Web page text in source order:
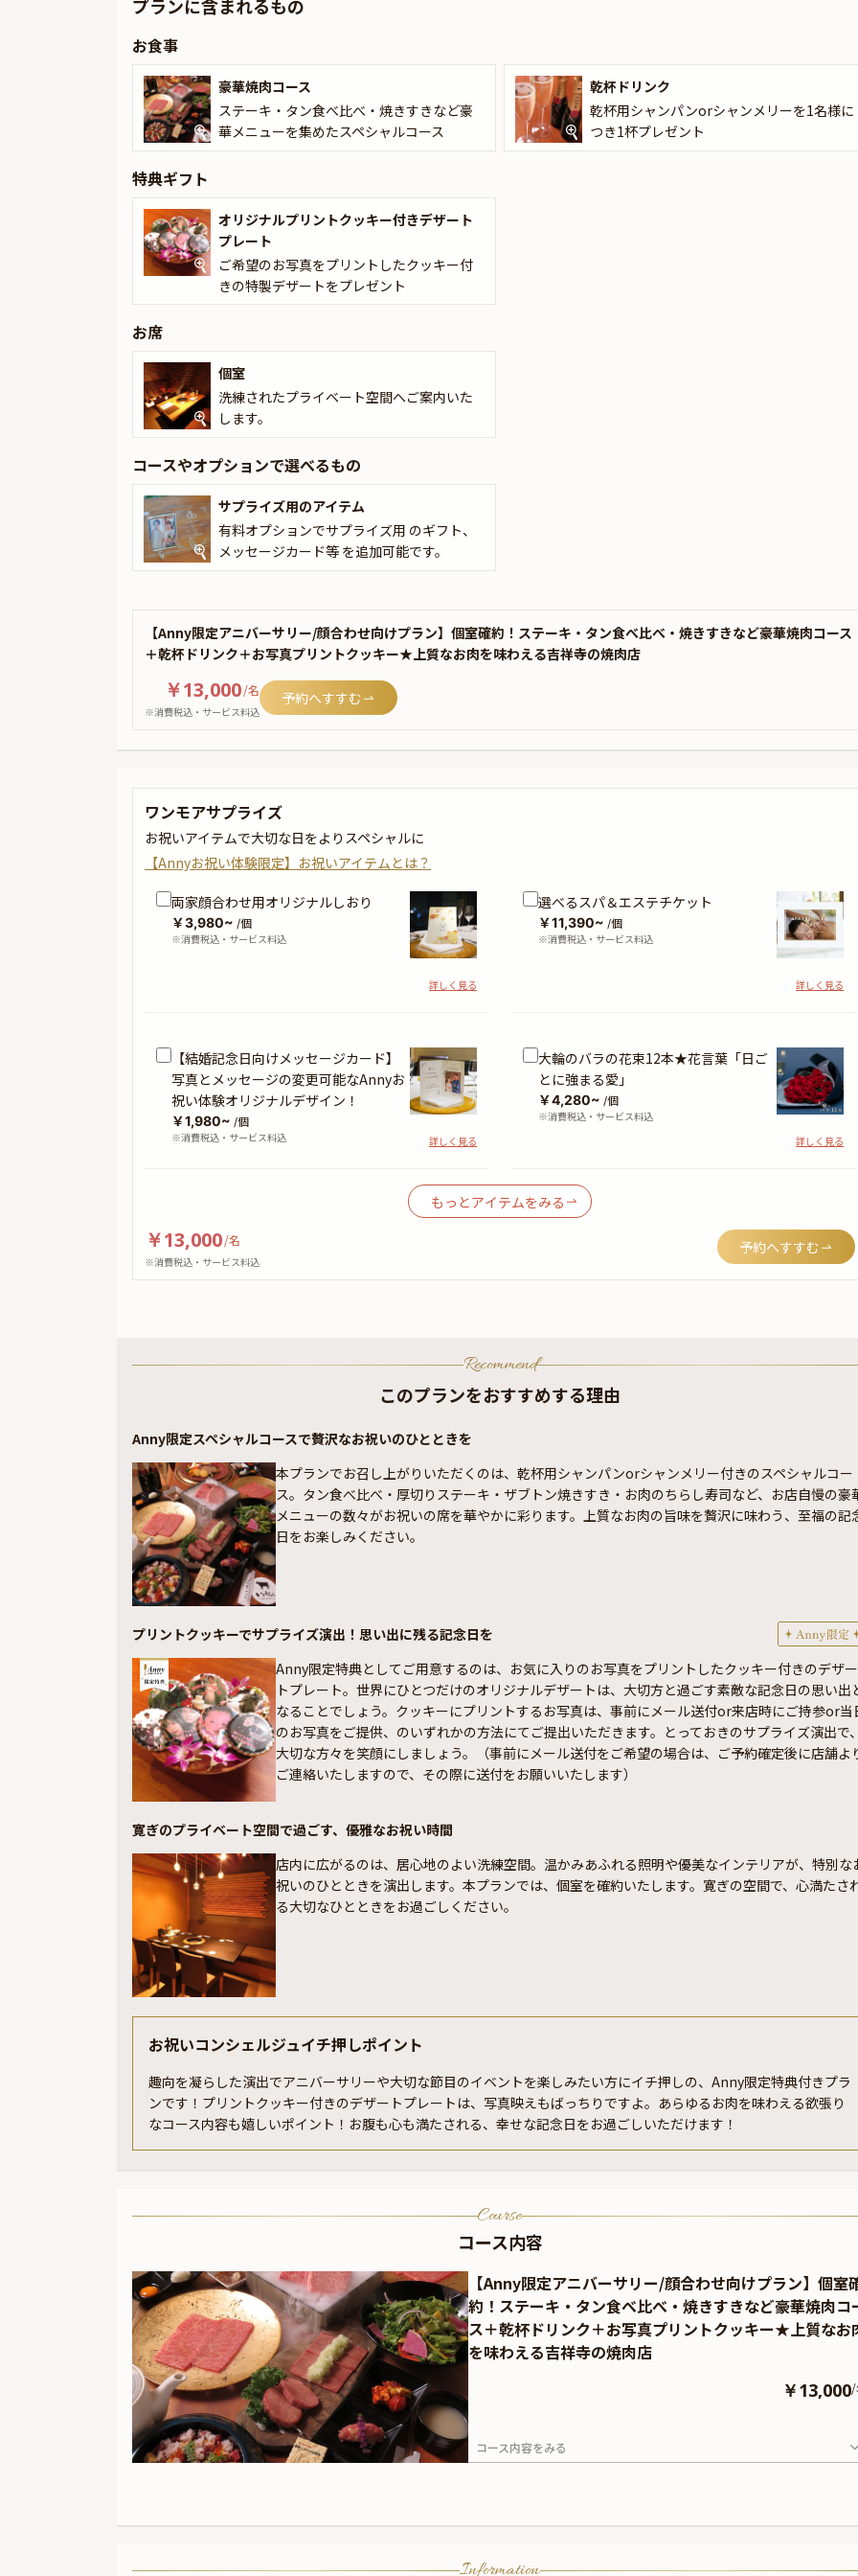
演出で、笑顔あふれるお祝いのひとときをお過ごしいただけます。
ぜひ本プランで、大切な方とともに最高のひとときをお楽しみください。
プランに含まれるもの
お食事
豪華焼肉コース
ステーキ・タン食べ比べ・焼きすきなど豪
華メニューを集めたスペシャルコース
乾杯ドリンク
乾杯用シャンパンorシャンメリーを1名様に
つき1杯プレゼント
特典ギフト
オリジナルプリントクッキー付きデザート
プレート
ご希望のお写真をプリントしたクッキー付
きの特製デザートをプレゼント
お席
個室
洗練されたプライベート空間へご案内いた
します。
コースやオプションで選べるもの
サプライズ用のアイテム
有料オプションでサプライズ用 のギフト、
メッセージカード等 を追加可能です。
【Anny限定アニバーサリー/顔合わせ向けプラン】個室確約！ステーキ・タン食べ比べ・焼きすきなど豪華焼肉コース
＋乾杯ドリンク＋お写真プリントクッキー★上質なお肉を味わえる吉祥寺の焼肉店
￥13,000/名
※消費税込・サービス料込
予約へすすむ
ワンモアサプライズ
お祝いアイテムで大切な日をよりスペシャルに
【Annyお祝い体験限定】お祝いアイテムとは？
両家顔合わせ用オリジナルしおり
￥3,980~ /個
※消費税込・サービス料込
詳しく見る
選べるスパ＆エステチケット
￥11,390~ /個
※消費税込・サービス料込
詳しく見る
【結婚記念日向けメッセージカード】
写真とメッセージの変更可能なAnnyお
祝い体験オリジナルデザイン！
￥1,980~ /個
※消費税込・サービス料込
詳しく見る
大輪のバラの花束12本★花言葉「日ご
とに強まる愛」
￥4,280~ /個
※消費税込・サービス料込
詳しく見る
もっとアイテムをみる
￥13,000/名
※消費税込・サービス料込
予約へすすむ
Recommend
このプランをおすすめする理由
Anny限定スペシャルコースで贅沢なお祝いのひとときを
本プランでお召し上がりいただくのは、乾杯用シャンパンorシャンメリー付きのスペシャルコー
ス。タン食べ比べ・厚切りステーキ・ザブトン焼きすき・お肉のちらし寿司など、お店自慢の豪
メニューの数々がお祝いの席を華やかに彩ります。上質なお肉の旨味を贅沢に味わう、至福の記
日をお楽しみください。
プリントクッキーでサプライズ演出！思い出に残る記念日を
Anny限定特典としてご用意するのは、お気に入りのお写真をプリントしたクッキー付きのデザー
トプレート。世界にひとつだけのオリジナルデザートは、大切方と過ごす素敵な記念日の思い出
なることでしょう。クッキーにプリントするお写真は、事前にメール送付or来店時にご持参or当
のお写真をご提供、のいずれかの方法にてご提出いただきます。とっておきのサプライズ演出で、
大切な方々を笑顔にしましょう。（事前にメール送付をご希望の場合は、ご予約確定後に店舗よ
ご連絡いたしますので、その際に送付をお願いいたします）
寛ぎのプライベート空間で過ごす、優雅なお祝い時間
店内に広がるのは、居心地のよい洗練空間。温かみあふれる照明や優美なインテリアが、特別な
祝いのひとときを演出します。本プランでは、個室を確約いたします。寛ぎの空間で、心満たさ
る大切なひとときをお過ごしください。
お祝いコンシェルジュイチ押しポイント
趣向を凝らした演出でアニバーサリーや大切な節目のイベントを楽しみたい方にイチ押しの、Anny限定特典付きプラ
ンです！プリントクッキー付きのデザートプレートは、写真映えもばっちりですよ。あらゆるお肉を味わえる欲張り
なコース内容も嬉しいポイント！お腹も心も満たされる、幸せな記念日をお過ごしいただけます！
Course
コース内容
【Anny限定アニバーサリー/顔合わせ向けプラン】個室
約！ステーキ・タン食べ比べ・焼きすきなど豪華焼肉コ
ス＋乾杯ドリンク＋お写真プリントクッキー★上質なお
を味わえる吉祥寺の焼肉店
￥13,000/
コース内容をみる
Information